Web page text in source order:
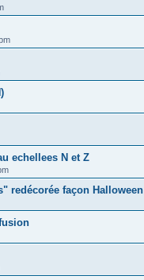
echellees N et Z
redécorée façon Halloween